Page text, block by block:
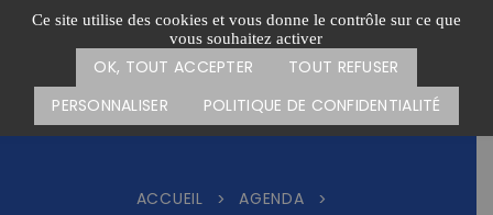
Ce site utilise des cookies et vous donne le contrôle sur ce que
vous souhaitez activer
OK, TOUT ACCEPTER
TOUT REFUSER
PERSONNALISER
POLITIQUE DE CONFIDENTIALITÉ
Passer
Menu
CARTE DES ACTIONS FAIRE UN DON
ACCUEIL > AGENDA
>